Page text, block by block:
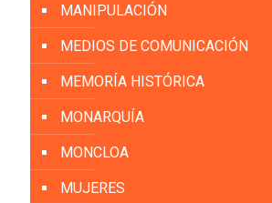
MANIPULACIÓN
MEDIOS DE COMUNICACIÓN
MEMORÍA HISTÓRICA
MONARQUÍA
MONCLOA
MUJERES